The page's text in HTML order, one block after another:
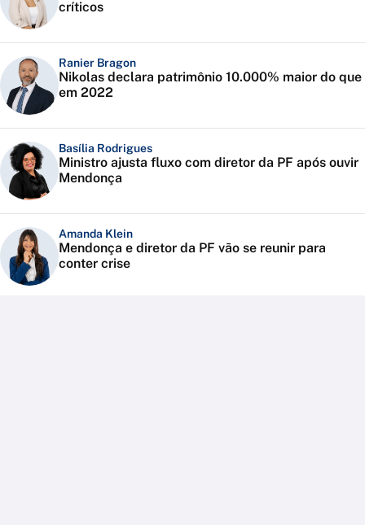
críticos
Ranier Bragon
Nikolas declara patrimônio 10.000% maior do que
em 2022
Basília Rodrigues
Ministro ajusta fluxo com diretor da PF após ouvir
Mendonça
Amanda Klein
Mendonça e diretor da PF vão se reunir para
conter crise